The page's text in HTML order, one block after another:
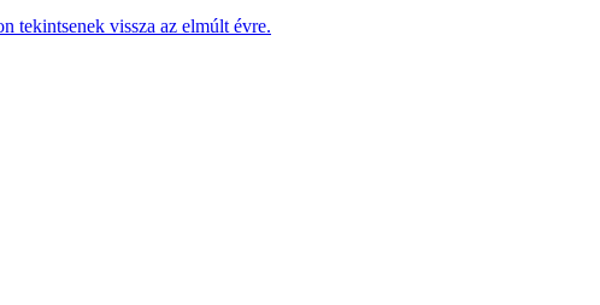
tekintsenek vissza az elmúlt évre.